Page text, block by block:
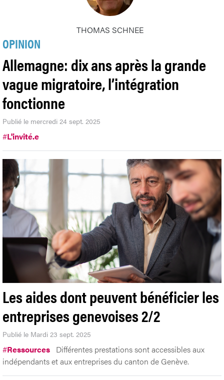
THOMAS SCHNEE
OPINION
Allemagne: dix ans après la grande
vague migratoire, l’intégration
fonctionne
Publié le mercredi 24 sept. 2025
#L'invité.e
Les aides dont peuvent bénéficier les
entreprises genevoises 2/2
Publié le Mardi 23 sept. 2025
#Ressources Différentes prestations sont accessibles aux
indépendants et aux entreprises du canton de Genève.